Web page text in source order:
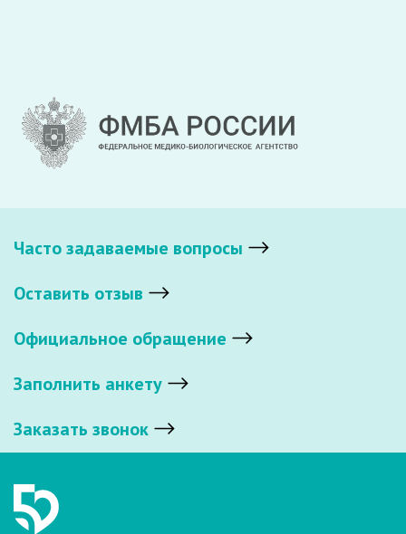
Часто задаваемые вопросы
Оставить отзыв
Официальное обращение
Заполнить анкету
Заказать звонок